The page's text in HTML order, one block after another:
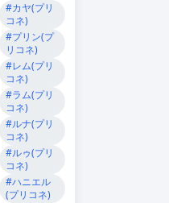
#カヤ(プリ
コネ)
#プリン(プ
リコネ)
#レム(プリ
コネ)
#ラム(プリ
コネ)
#ルナ(プリ
コネ)
#ルゥ(プリ
コネ)
#ハニエル
(プリコネ)